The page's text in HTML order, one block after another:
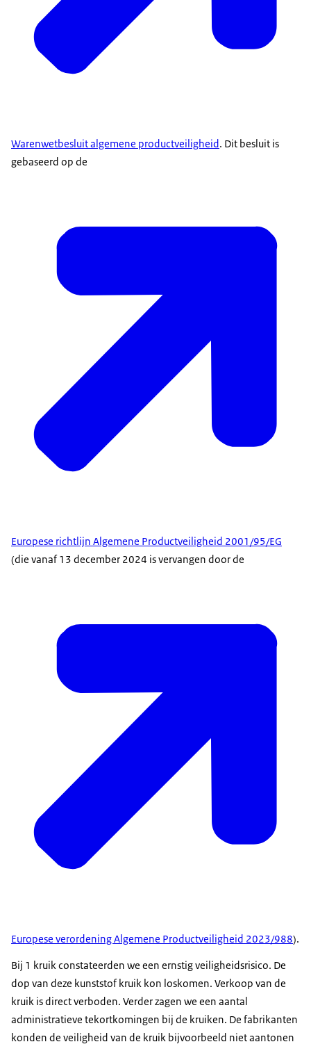
Warenwetbesluit algemene productveiligheid. Dit besluit is
gebaseerd op de
Europese richtlijn Algemene Productveiligheid 2001/95/EG
(die vanaf 13 december 2024 is vervangen door de
Europese verordening Algemene Productveiligheid 2023/988).
Bij 1 kruik constateerden we een ernstig veiligheidsrisico. De
dop van deze kunststof kruik kon loskomen. Verkoop van de
kruik is direct verboden. Verder zagen we een aantal
administratieve tekortkomingen bij de kruiken. De fabrikanten
konden de veiligheid van de kruik bijvoorbeeld niet aantonen